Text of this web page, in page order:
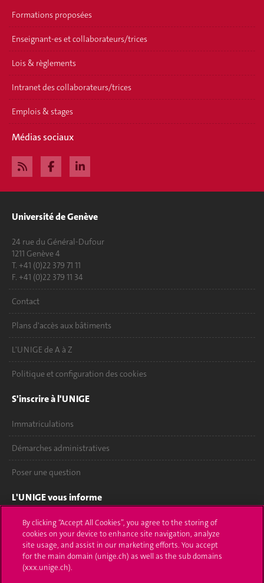
Formations proposées
Enseignant-es et collaborateurs/trices
Lois & règlements
Intranet des collaborateurs/trices
Emplois & stages
Médias sociaux
Université de Genève
24 rue du Général-Dufour
1211 Genève 4
T. +41 (0)22 379 71 11
F. +41 (0)22 379 11 34
Contact
Plans d'accès aux bâtiments
L'UNIGE de A à Z
Politique et configuration des cookies
S'inscrire à l'UNIGE
Immatriculations
Démarches administratives
Poser une question
L'UNIGE vous informe
UNIGE Mobile
Médias
Offres d'emploi
By clicking “Accept All Cookies”, you agree to the storing of
cookies on your device to enhance site navigation, analyze
site usage, and assist in our marketing efforts. You accept
for the main domain (unige.ch) as well as the sub domains
(xxx.unige.ch).